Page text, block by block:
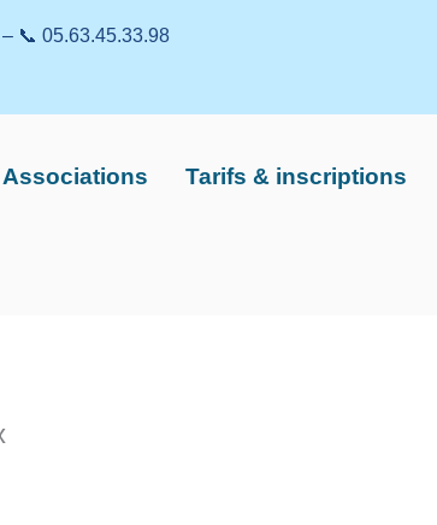
📞 05.63.45.33.98
Associations Tarifs & inscriptions